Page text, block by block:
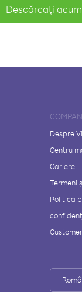
Descărcați acum
Despre
Centru
Cariere
Termeni
Politica